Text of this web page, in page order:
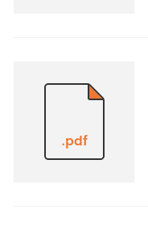
.pdf